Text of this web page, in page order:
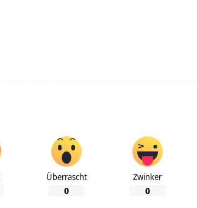
Überrascht
0
Zwinker
0